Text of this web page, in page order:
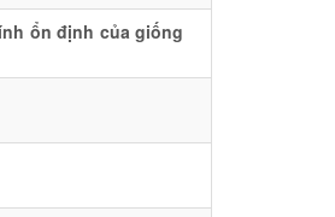
ổn định của giống